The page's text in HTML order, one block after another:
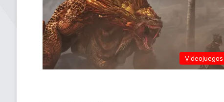
Videojuegos